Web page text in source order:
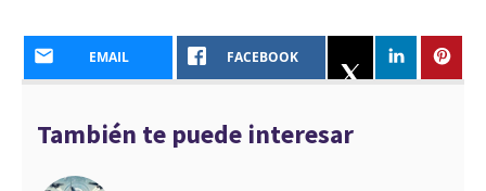
EMAIL FACEBOOK
También te puede interesar